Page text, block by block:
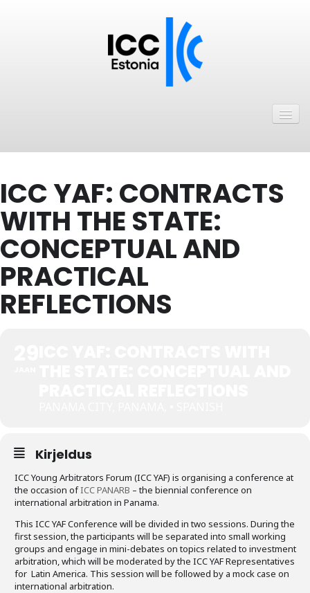
ICC Eesti liikmebaas
Liikmete pakkumised
Astu ICC Eesti liikmeks!
Kalender
ICC Eesti
ICC WBO
ICC komisjonid
Juhendid ja väljaanded
Videod
ICC YAF: CONTRACTS
WITH THE STATE:
CONCEPTUAL AND
PRACTICAL
REFLECTIONS
Kirjeldus
ICC Young Arbitrators Forum (ICC YAF) is organising a conference at
the occasion ofICC PANARB – the biennial conference on
international arbitration in Panama.
This ICC YAF Conference will be divided in two sessions. During the
first session, the participants will be separated into small working
groups and engage in mini-debates on topics related to investment
arbitration, which will be moderated by the ICC YAF Representatives
for Latin America. This session will be followed by a mock case on
international arbitration.